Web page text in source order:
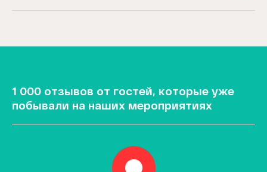
1 000 отзывов от гостей, которые уже
побывали на наших мероприятиях